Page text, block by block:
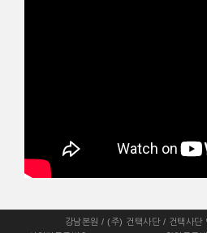
강남본원 / (주) 건택사단 / 건택사단